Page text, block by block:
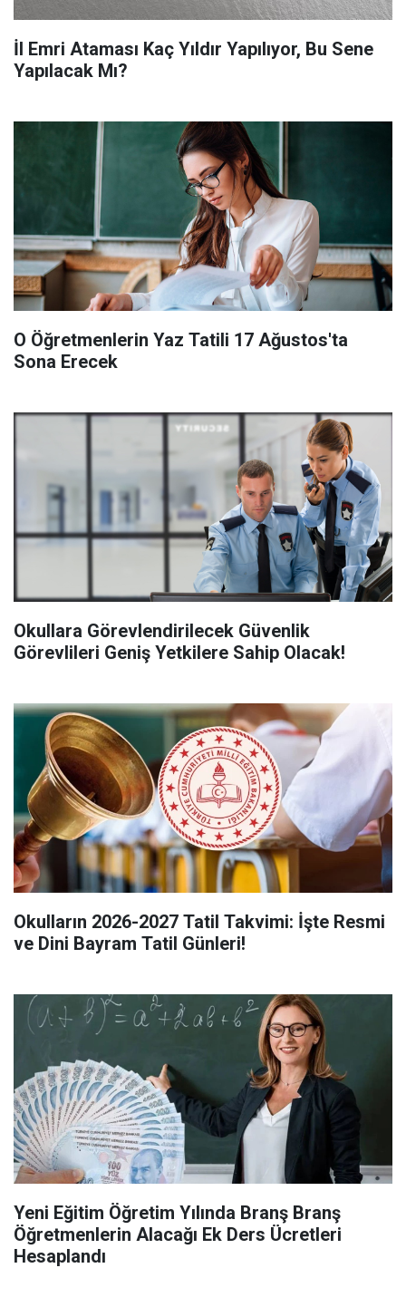
İl Emri Ataması Kaç Yıldır Yapılıyor, Bu Sene
Yapılacak Mı?
O Öğretmenlerin Yaz Tatili 17 Ağustos'ta
Sona Erecek
Okullara Görevlendirilecek Güvenlik
Görevlileri Geniş Yetkilere Sahip Olacak!
Okulların 2026-2027 Tatil Takvimi: İşte Resmi
ve Dini Bayram Tatil Günleri!
Yeni Eğitim Öğretim Yılında Branş Branş
Öğretmenlerin Alacağı Ek Ders Ücretleri
Hesaplandı